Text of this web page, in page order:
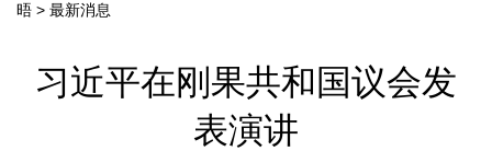
晤 > 最新消息
习近平在刚果共和国议会发
表演讲